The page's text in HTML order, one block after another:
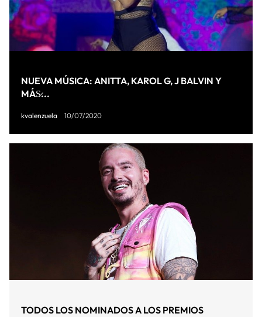
NUEVA MÚSICA: ANITTA, KAROL G, J BALVIN Y
MÁS̷...
kvalenzuela 10/07/2020
TODOS LOS NOMINADOS A LOS PREMIOS